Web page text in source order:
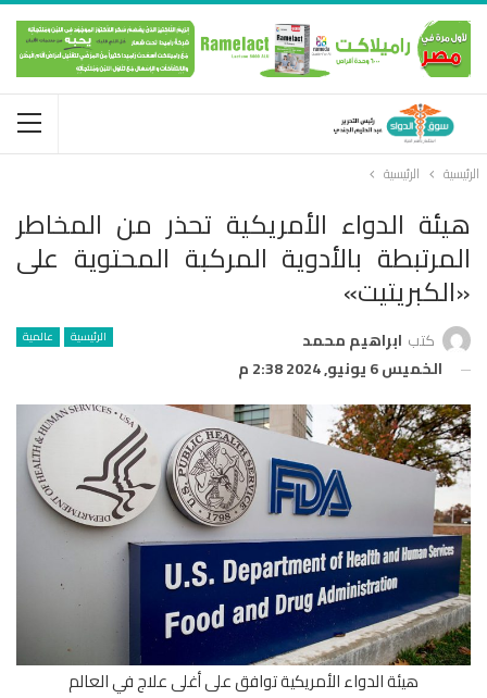
الرئيسية الرئيسية
هيئة الدواء الأمريكية تحذر من المخاطر
المرتبطة بالأدوية المركبة المحتوية على
«الكبريتيت»
الرئيسية عالمية كتب ابراهيم محمد
الخميس 6 يونيو, 2024 2:38 م
هيئة الدواء الأمريكية توافق على أغلى علاج في العالم